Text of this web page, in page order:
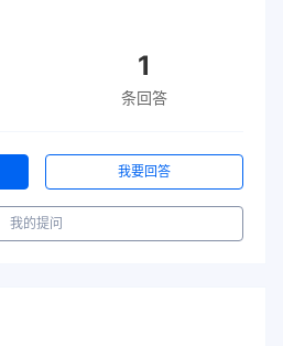
1
条回答
我要回答
我的提问